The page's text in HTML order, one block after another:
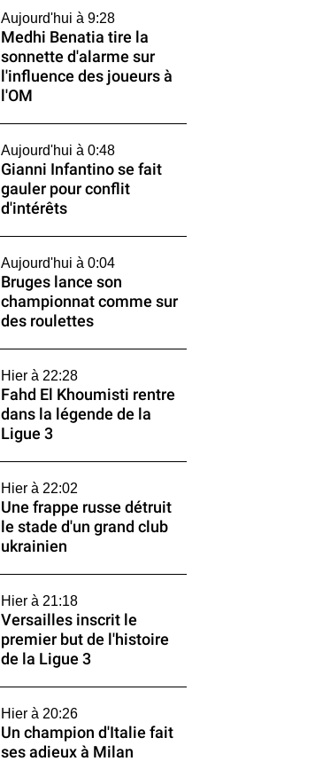
Aujourd'hui à 9:28
Medhi Benatia tire la
sonnette d'alarme sur
l'influence des joueurs à
l'OM
Aujourd'hui à 0:48
Gianni Infantino se fait
gauler pour conflit
d'intérêts
Aujourd'hui à 0:04
Bruges lance son
championnat comme sur
des roulettes
Hier à 22:28
Fahd El Khoumisti rentre
dans la légende de la
Ligue 3
Hier à 22:02
Une frappe russe détruit
le stade d'un grand club
ukrainien
Hier à 21:18
Versailles inscrit le
premier but de l'histoire
de la Ligue 3
Hier à 20:26
Un champion d'Italie fait
ses adieux à Milan